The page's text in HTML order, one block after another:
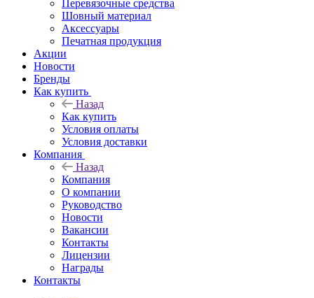
Перевязочные средства
Шовный материал
Аксессуары
Печатная продукция
Акции
Новости
Бренды
Как купить
Назад
Как купить
Условия оплаты
Условия доставки
Компания
Назад
Компания
О компании
Руководство
Новости
Вакансии
Контакты
Лицензии
Награды
Контакты